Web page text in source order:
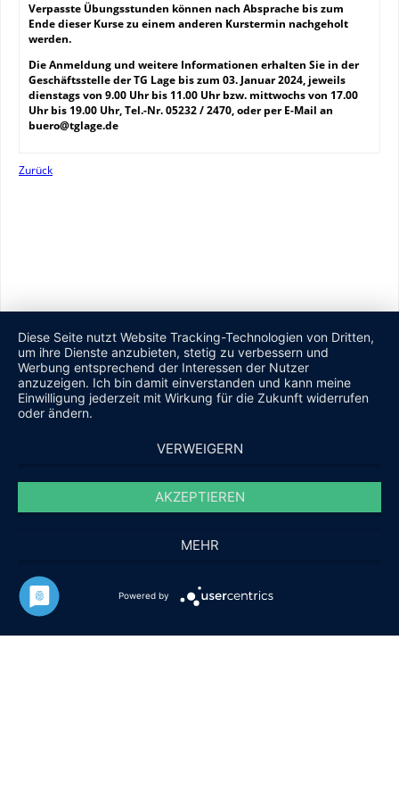
Verpasste Übungsstunden können nach Absprache bis zum
Ende dieser Kurse zu einem anderen Kurstermin nachgeholt
werden.
Die Anmeldung und weitere Informationen erhalten Sie in der
Geschäftsstelle der TG Lage bis zum 03. Januar 2024, jeweils
dienstags von 9.00 Uhr bis 11.00 Uhr bzw. mittwochs von 17.00
Uhr bis 19.00 Uhr, Tel.-Nr. 05232 / 2470,oder per E-Mail an
buero@tglage.de
Zurück
Diese Seite nutzt Website Tracking-Technologien von Dritten,
um ihre Dienste anzubieten, stetig zu verbessern und
Werbung entsprechend der Interessen der Nutzer
anzuzeigen. Ich bin damit einverstanden und kann meine
Einwilligung jederzeit mit Wirkung für die Zukunft widerrufen
oder ändern.
VERWEIGERN
AKZEPTIEREN
MEHR
Powered by